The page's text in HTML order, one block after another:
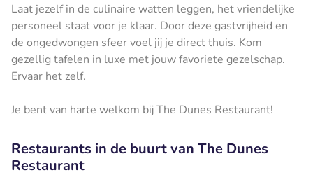
Laat jezelf in de culinaire watten leggen, het vriendelijke
personeel staat voor je klaar. Door deze gastvrijheid en
de ongedwongen sfeer voel jij je direct thuis. Kom
gezellig tafelen in luxe met jouw favoriete gezelschap.
Ervaar het zelf.
Je bent van harte welkom bij The Dunes Restaurant!
Restaurants in de buurt van The Dunes
Restaurant